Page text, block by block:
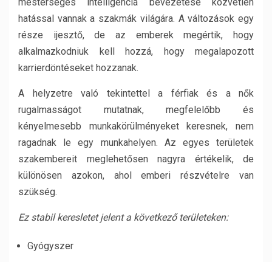
hatással vannak a szakmák világára. A változások egy
része ijesztő, de az emberek megértik, hogy
alkalmazkodniuk kell hozzá, hogy megalapozott
karrierdöntéseket hozzanak.
A helyzetre való tekintettel a férfiak és a nők
rugalmasságot mutatnak, megfelelőbb és
kényelmesebb munkakörülményeket keresnek, nem
ragadnak le egy munkahelyen. Az egyes területek
szakembereit meglehetősen nagyra értékelik, de
különösen azokon, ahol emberi részvételre van
szükség.
Ez stabil keresletet jelent a következő területeken:
Gyógyszer